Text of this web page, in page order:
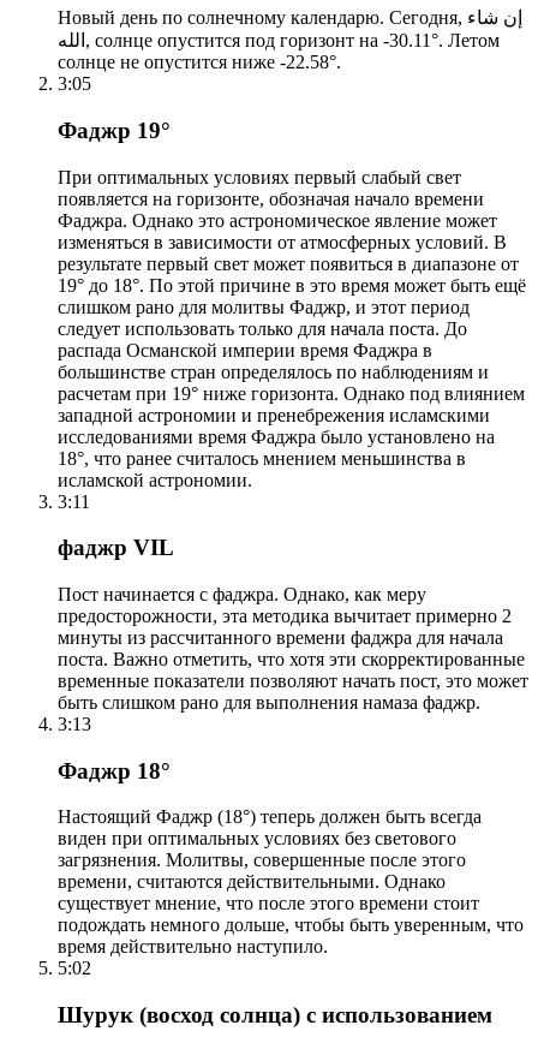
Новый день по солнечному календарю. Сегодня, إن شاء
الله, солнце опустится под горизонт на -30.11°. Летом
солнце не опустится ниже -22.58°.
3:05
Фаджр 19°
При оптимальных условиях первый слабый свет
появляется на горизонте, обозначая начало времени
Фаджра. Однако это астрономическое явление может
изменяться в зависимости от атмосферных условий. В
результате первый свет может появиться в диапазоне от
19° до 18°. По этой причине в это время может быть ещё
слишком рано для молитвы Фаджр, и этот период
следует использовать только для начала поста. До
распада Османской империи время Фаджра в
большинстве стран определялось по наблюдениям и
расчетам при 19° ниже горизонта. Однако под влиянием
западной астрономии и пренебрежения исламскими
исследованиями время Фаджра было установлено на
18°, что ранее считалось мнением меньшинства в
исламской астрономии.
3:11
фаджр VIL
Пост начинается с фаджра. Однако, как меру
предосторожности, эта методика вычитает примерно 2
минуты из рассчитанного времени фаджра для начала
поста. Важно отметить, что хотя эти скорректированные
временные показатели позволяют начать пост, это может
быть слишком рано для выполнения намаза фаджр.
3:13
Фаджр 18°
Настоящий Фаджр (18°) теперь должен быть всегда
виден при оптимальных условиях без светового
загрязнения. Молитвы, совершенные после этого
времени, считаются действительными. Однако
существует мнение, что после этого времени стоит
подождать немного дольше, чтобы быть уверенным, что
время действительно наступило.
5:02
Шурук (восход солнца) с использованием